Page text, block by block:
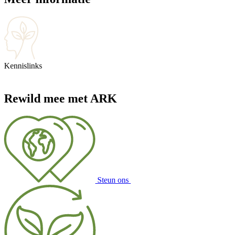
Kennislinks
Rewild mee met ARK
Steun ons